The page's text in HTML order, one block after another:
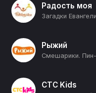
Радость моя
Рыжий
Смешарики.
СТС Kids